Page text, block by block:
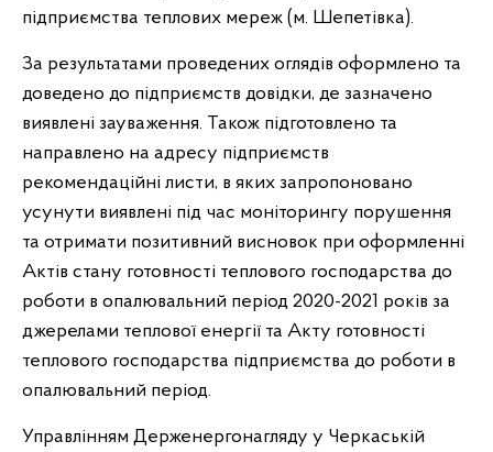
підприємства теплових мереж (м. Шепетівка).
За результатами проведених оглядів оформлено та
доведено до підприємств довідки, де зазначено
виявлені зауваження. Також підготовлено та
направлено на адресу підприємств
рекомендаційні листи, в яких запропоновано
усунути виявлені під час моніторингу порушення
та отримати позитивний висновок при оформленні
Актів стану готовності теплового господарства до
роботи в опалювальний період 2020-2021 років за
джерелами теплової енергії та Акту готовності
теплового господарства підприємства до роботи в
опалювальний період.
Управлінням Держенергонагляду у Черкаській